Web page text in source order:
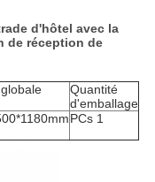
d'hôtel avec la
de réception de
Quantité
d'emballage
PCs 1